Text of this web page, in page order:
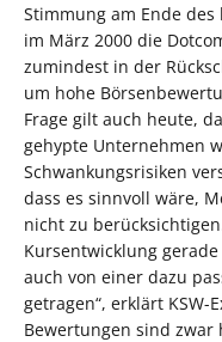
Stimmung am Ende
im März 2000 die
zumindest in der
um hohe
Frage gilt auch heute,
gehypte Unternehmen
Schwankungsrisiken
dass es sinnvoll wäre,
nicht zu
Kursentwicklung
auch von einer dazu
getragen“, erklärt KSW-
Bewertungen sind